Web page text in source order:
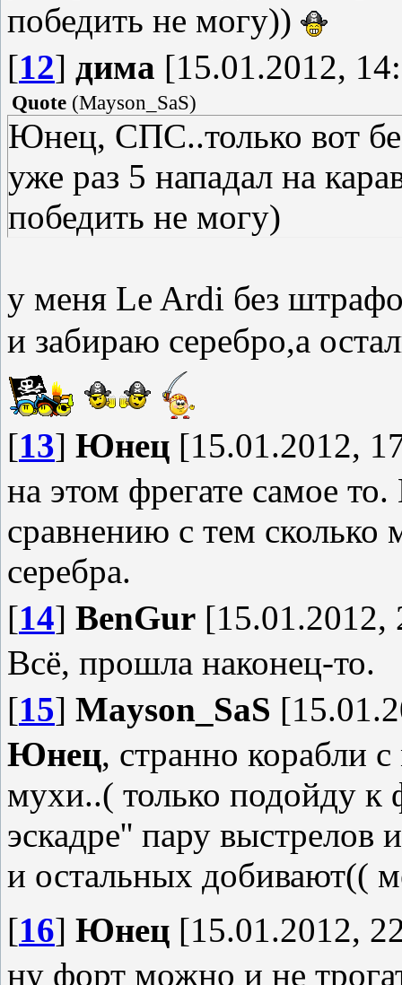
победить не могу))
[12] дима [15.01.2012,
Quote (Mayson_SaS)
Юнец, СПС..только вот
уже раз 5 нападал на
победить не могу)
у меня Le Ardi без
и забираю серебро,а
[13] Юнец [15.01.2012,
на этом фрегате самое
сравнению с тем сколько
серебра.
[14] BenGur [15.01.2012,
Всё, прошла наконец-то.
[15] Mayson_SaS
Юнец, странно корабли
мухи..( только подойду к
эскадре'' пару
и остальных добивают((
[16] Юнец [15.01.2012,
ну форт можно и не